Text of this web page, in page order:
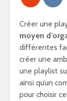
Créer une
moyen
différentes
créer une
une playlist
ainsi qu’un
pour choisir